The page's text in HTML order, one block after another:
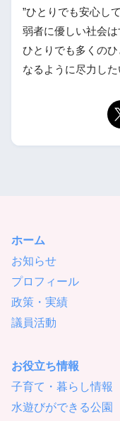
”ひとりでも安心し
弱者に優しい社会は
ひとりでも多くの
なるように尽力した
ホーム
お知らせ
プロフィール
政策・実績
議員活動
お役立ち情報
子育て・暮らし情報
水遊びができる公園